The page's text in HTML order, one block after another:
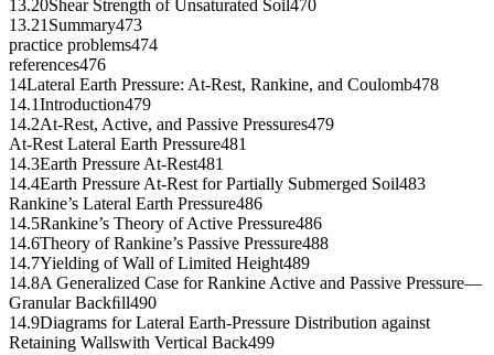
13.20Shear Strength of Unsaturated Soil470
13.21Summary473
practice problems474
references476
14Lateral Earth Pressure: At-Rest, Rankine, and Coulomb478
14.1Introduction479
14.2At-Rest, Active, and Passive Pressures479
At-Rest Lateral Earth Pressure481
14.3Earth Pressure At-Rest481
14.4Earth Pressure At-Rest for Partially Submerged Soil483
Rankine’s Lateral Earth Pressure486
14.5Rankine’s Theory of Active Pressure486
14.6Theory of Rankine’s Passive Pressure488
14.7Yielding of Wall of Limited Height489
14.8A Generalized Case for Rankine Active and Passive Pressure—
Granular Backﬁll490
14.9Diagrams for Lateral Earth-Pressure Distribution against
Retaining Wallswith Vertical Back499